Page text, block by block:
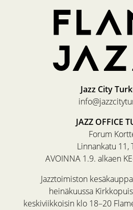
Jazz City
JAZZ OFFICE
Forum
Linnankatu 11,
AVOINNA 1.9. alkaen
Jazztoimiston
heinäkuussa
keskiviikkoisin klo 18–20